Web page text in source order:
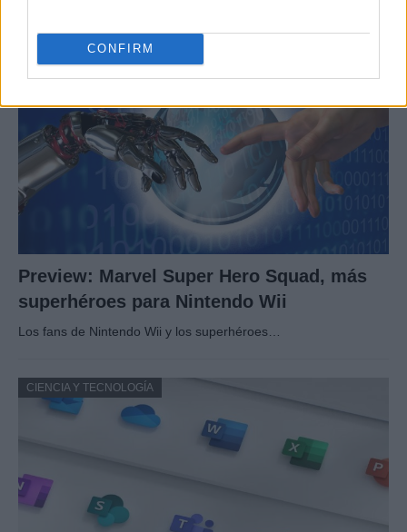
CONFIRM
CIENCIA Y TECNOLOGÍA
Preview: Marvel Super Hero Squad, más
superhéroes para Nintendo Wii
Los fans de Nintendo Wii y los superhéroes…
CIENCIA Y TECNOLOGÍA